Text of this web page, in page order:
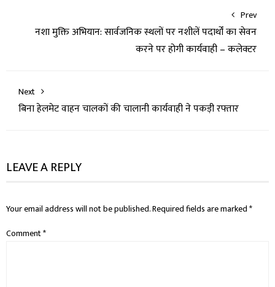
Prev
नशा मुक्ति अभियान: सार्वजनिक स्थलों पर नशीलें पदार्थों का सेवन
करने पर होगी कार्यवाही – कलेक्टर
Next
बिना हेलमेट वाहन चालकों की चालानी कार्यवाही ने पकड़ी रफ्तार
LEAVE A REPLY
Your email address will not be published.Required fields are marked*
Comment*